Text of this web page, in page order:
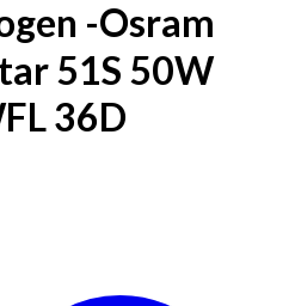
-Osram
51S 50W
36D